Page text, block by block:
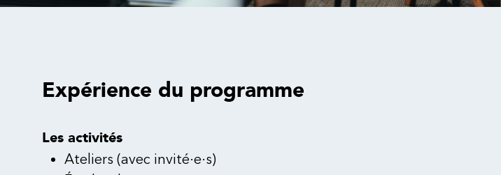
Expérience du programme
Les activités
Ateliers (avec invité·e·s)